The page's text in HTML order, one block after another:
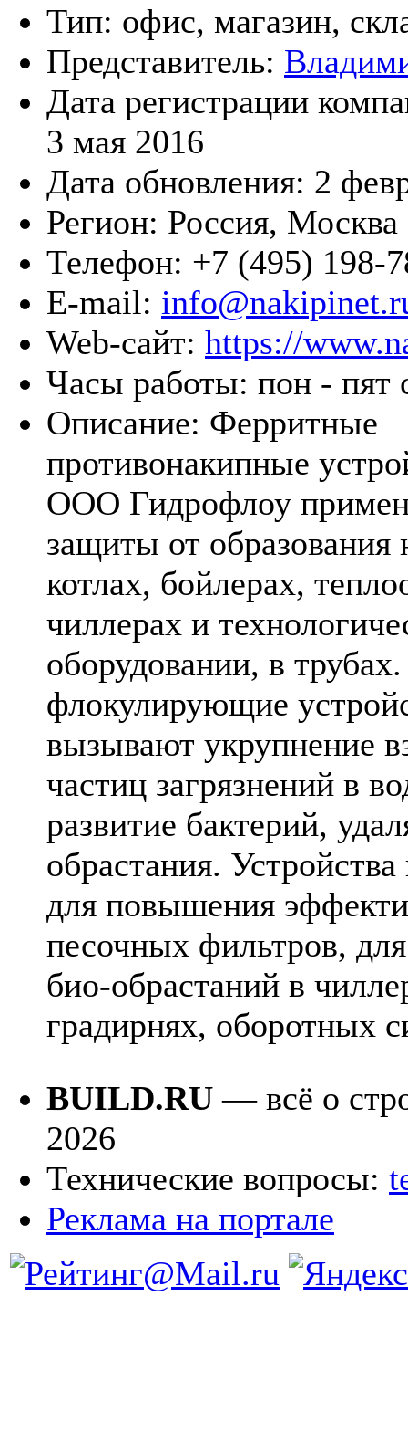
Тип: офис, магазин,
Представитель:
Дата регистрации
3 мая 2016
Дата обновления: 2
Регион: Россия, Москва
Телефон: +7 (495) 198-
E-mail:
Web-сайт: https://
Часы работы: пон - пят
Описание: Ферритные
противонакипные
ООО Гидрофлоу
защиты от образования
котлах, бойлерах,
чиллерах и
оборудовании, в
флокулирующие
вызывают укрупнение
частиц загрязнений в
развитие бактерий,
обрастания.
для повышения
песочных фильтров,
био-обрастаний в
градирнях, оборотных
BUILD.RU — всё о
2026
Технические вопросы:
Реклама на портале